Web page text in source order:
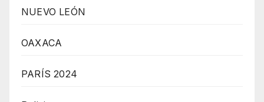
NUEVO LEÓN
OAXACA
PARÍS 2024